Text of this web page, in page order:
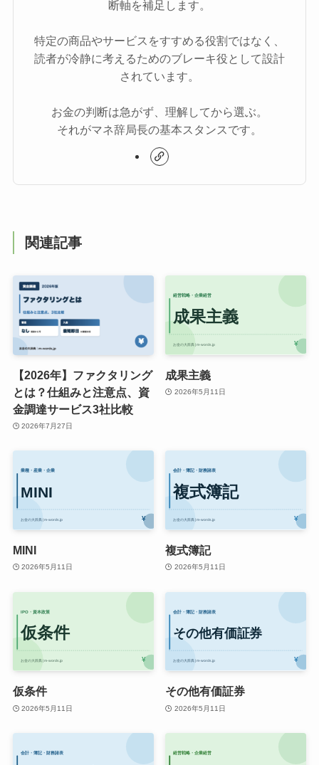
断軸を補足します。
特定の商品やサービスをすすめる役割ではなく、
読者が冷静に考えるためのブレーキ役として設計
されています。
お金の判断は急がず、理解してから選ぶ。
それがマネ辞局長の基本スタンスです。
関連記事
【2026年】ファクタリング
とは？仕組みと注意点、資
金調達サービス3社比較
2026年7月27日
成果主義
2026年5月11日
MINI
2026年5月11日
複式簿記
2026年5月11日
仮条件
2026年5月11日
その他有価証券
2026年5月11日